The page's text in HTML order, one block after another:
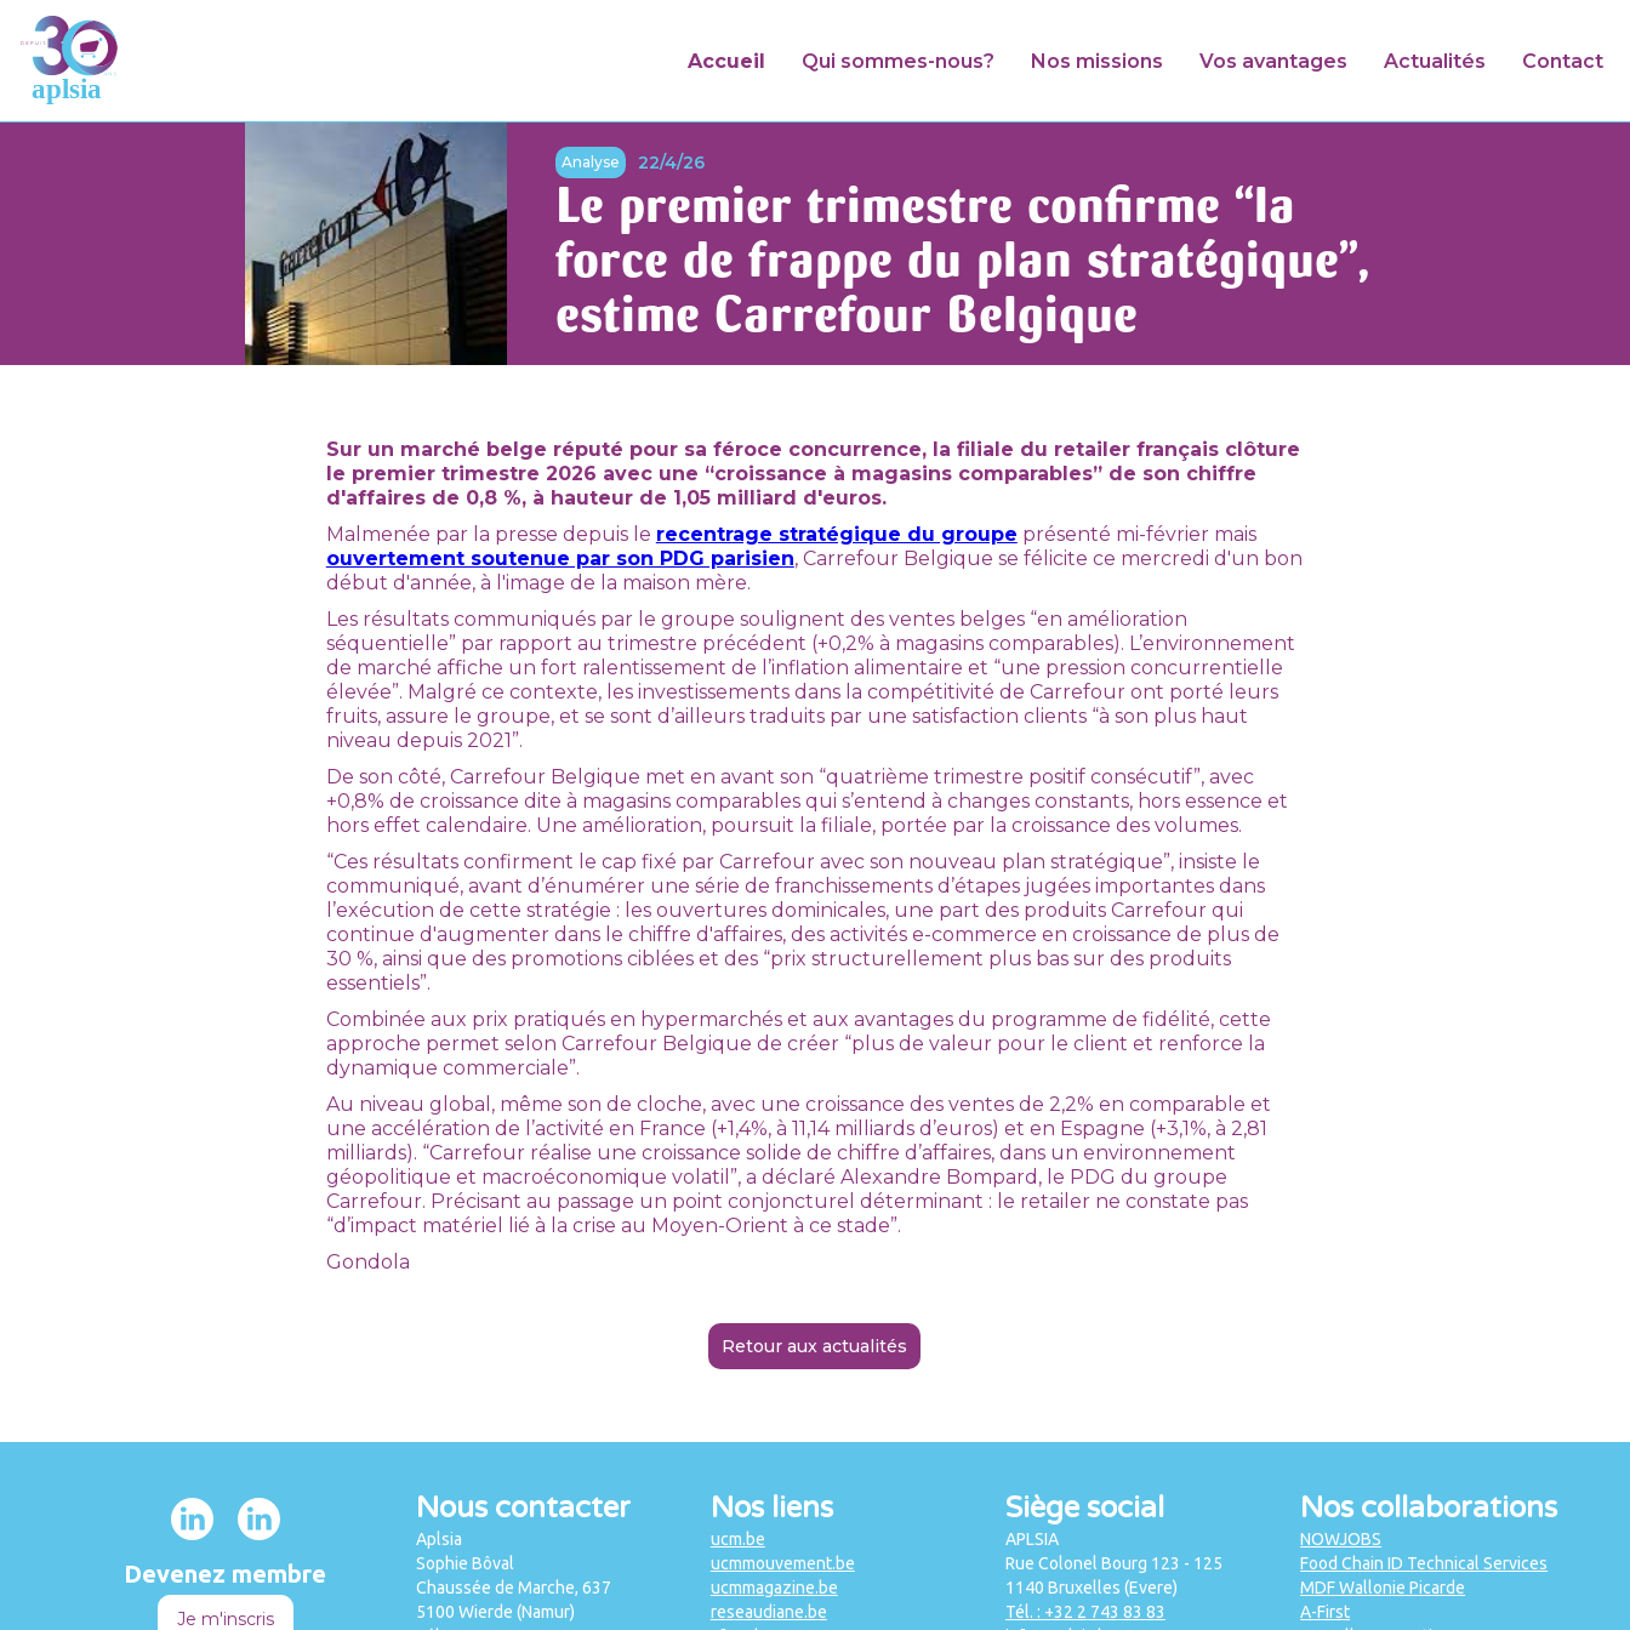
Accueil Qui sommes-nous? Nos missions Vos avantages Actualités Contact
Analyse 22/4/26
Le premier trimestre confirme “la
force de frappe du plan stratégique”,
estime Carrefour Belgique
Sur un marché belge réputé pour sa féroce concurrence, la filiale du retailer français clôture
le premier trimestre 2026 avec une “croissance à magasins comparables” de son chiffre
d'affaires de 0,8 %, à hauteur de 1,05 milliard d'euros.
Malmenée par la presse depuis le recentrage stratégique du groupe présenté mi-février mais
ouvertement soutenue par son PDG parisien, Carrefour Belgique se félicite ce mercredi d'un bon
début d'année, à l'image de la maison mère.
Les résultats communiqués par le groupe soulignent des ventes belges “en amélioration
séquentielle” par rapport au trimestre précédent (+0,2% à magasins comparables). L’environnement
de marché affiche un fort ralentissement de l’inflation alimentaire et “une pression concurrentielle
élevée”. Malgré ce contexte, les investissements dans la compétitivité de Carrefour ont porté leurs
fruits, assure le groupe, et se sont d’ailleurs traduits par une satisfaction clients “à son plus haut
niveau depuis 2021”.
De son côté, Carrefour Belgique met en avant son “quatrième trimestre positif consécutif”, avec
+0,8% de croissance dite à magasins comparables qui s’entend à changes constants, hors essence et
hors effet calendaire. Une amélioration, poursuit la filiale, portée par la croissance des volumes.
“Ces résultats confirment le cap fixé par Carrefour avec son nouveau plan stratégique”, insiste le
communiqué, avant d’énumérer une série de franchissements d’étapes jugées importantes dans
l’exécution de cette stratégie : les ouvertures dominicales, une part des produits Carrefour qui
continue d'augmenter dans le chiffre d'affaires, des activités e-commerce en croissance de plus de
30 %, ainsi que des promotions ciblées et des “prix structurellement plus bas sur des produits
essentiels”.
Combinée aux prix pratiqués en hypermarchés et aux avantages du programme de fidélité, cette
approche permet selon Carrefour Belgique de créer “plus de valeur pour le client et renforce la
dynamique commerciale”.
Au niveau global, même son de cloche, avec une croissance des ventes de 2,2% en comparable et
une accélération de l’activité en France (+1,4%, à 11,14 milliards d’euros) et en Espagne (+3,1%, à 2,81
milliards). “Carrefour réalise une croissance solide de chiffre d’affaires, dans un environnement
géopolitique et macroéconomique volatil”, a déclaré Alexandre Bompard, le PDG du groupe
Carrefour. Précisant au passage un point conjoncturel déterminant : le retailer ne constate pas
“d’impact matériel lié à la crise au Moyen-Orient à ce stade”.
Gondola
Retour aux actualités
Devenez membre
Je m'inscris
Nous contacter
Aplsia
Sophie Bôval
Chaussée de Marche, 637
5100 Wierde (Namur)
Nos liens
ucm.be
ucmmouvement.be
ucmmagazine.be
reseaudiane.be
Nos collaborations
NOWJOBS
Food Chain ID Technical Services
MDF Wallonie Picarde
A-First
Siège social
APLSIA
Rue Colonel Bourg 123 - 125
1140 Bruxelles (Evere)
Tél. : +32 2 743 83 83